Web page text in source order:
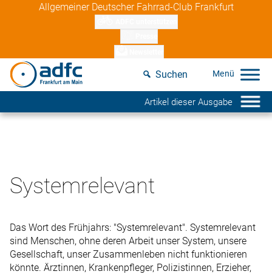
Allgemeiner Deutscher Fahrrad-Club Frankfurt
Suchen
Artikel dieser Ausgabe
Systemrelevant
Das Wort des Frühjahrs: "Systemrelevant". Systemrelevant
sind Menschen, ohne deren Arbeit unser System, unsere
Gesellschaft, unser Zusammenleben nicht funktionieren
könnte. Ärztinnen, Krankenpfleger, Polizistinnen, Erzieher,